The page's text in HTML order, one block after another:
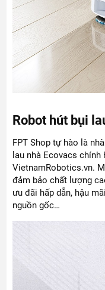
Robot hút bụi
FPT Shop tự hào là
lau nhà Ecovacs
VietnamRobotics.vn.
đảm bảo chất lượng
ưu đãi hấp dẫn, hậu
nguồn gốc…